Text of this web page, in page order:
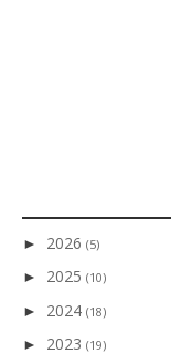
► 2026 (5)
► 2025 (10)
► 2024 (18)
► 2023 (19)